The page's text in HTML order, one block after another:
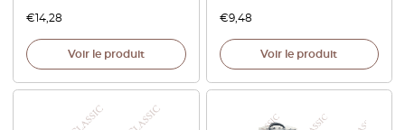
€14,28
Voir le produit
€9,48
Voir le produit